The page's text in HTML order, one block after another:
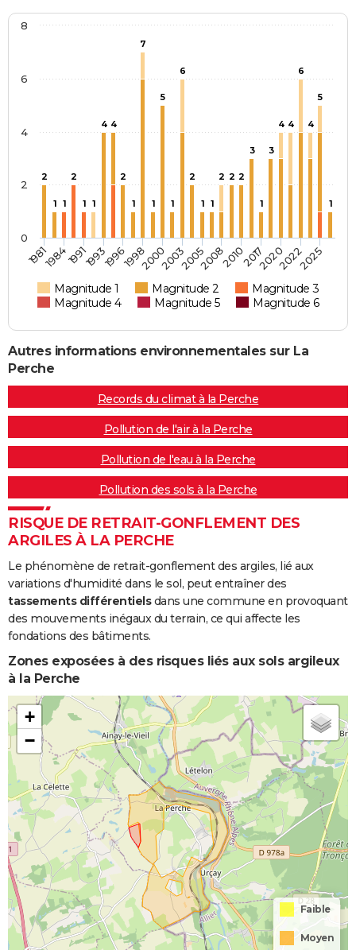
2
1 1
2
1 1
4 4
2
1
7
1
5
1
6
2
1 1
2 2 2
3
1
3
4 4
6
4
5
1
Magnitude 1 Magnitude 2
Magnitude 3
Magnitude 4
Magnitude 5 Magnitude 6
198119841991199319961998200020032005200820102017202020222025
0
2
4
6
8
Autres informations environnementales sur La
Perche
Records du climat à la Perche
Pollution de l'air à la Perche
Pollution de l'eau à la Perche
Pollution des sols à la Perche
RISQUE DE RETRAIT-GONFLEMENT DES
ARGILES À LA PERCHE
Le phénomène de retrait-gonflement des argiles, lié aux
variations d'humidité dans le sol, peut entraîner des
tassements différentielsdans une commune en provoquant
des mouvements inégaux du terrain, ce qui affecte les
fondations des bâtiments.
Zones exposées à des risques liés aux sols argileux
à la Perche
+
−
Faible
Moyen